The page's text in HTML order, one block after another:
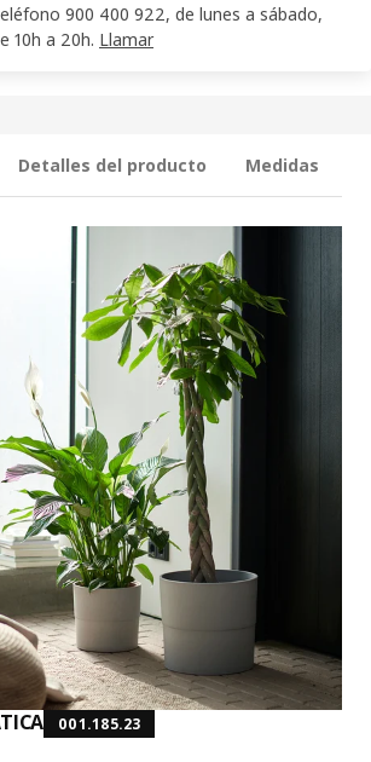
900 400 922, de lunes a sábado,
10h a 20h. Llamar
Detalles del producto Medidas
001.185.23